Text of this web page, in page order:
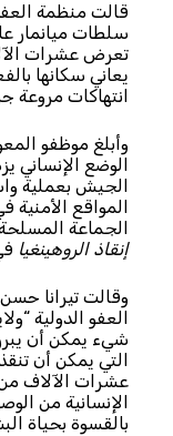
قالت منظمة
سلطات ميانمار
تعرض عشرات
يعاني سكانها
انتهاكات مروعة
وأبلغ موظفو
الوضع الإنساني
الجيش بعملية
الجماعة
إنقاذ الروهينغيا
وقالت تيرانا
العفو الدولية
شيء يمكن أن
التي يمكن أن
عشرات الآلاف
الإنسانية من
بالقسوة بحياة